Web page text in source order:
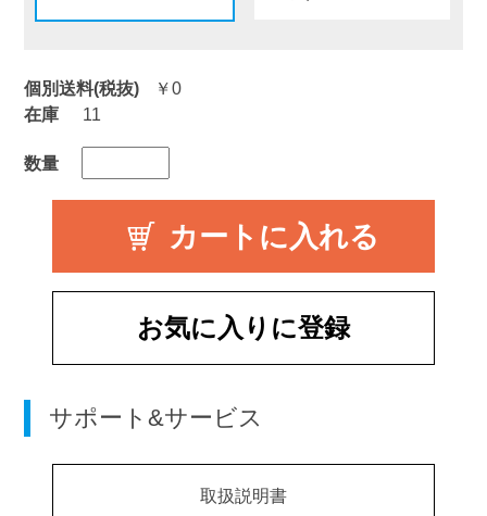
個別送料(税抜) ￥0
在庫 11
数量
お気に入りに登録
サポート&サービス
取扱説明書